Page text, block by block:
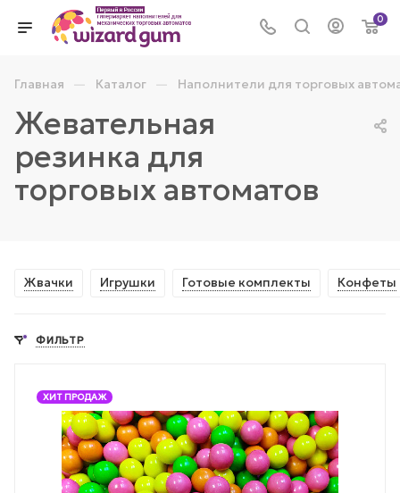
0
Главная — Каталог — Наполнители для торговых
Жевательная
резинка для
торговых автоматов
Жвачки Игрушки Готовые комплекты Конфеты
ФИЛЬТР
ХИТ ПРОДАЖ